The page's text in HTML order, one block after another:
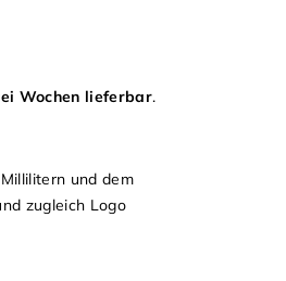
Wochen lieferbar.
und dem
zugleich Logo